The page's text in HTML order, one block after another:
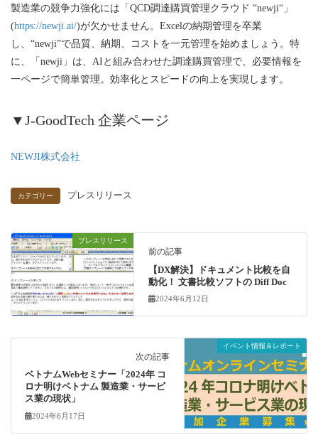
製造業の競争力強化には「QCD調達購買管理クラウド “newji“」
(https://newji.ai/)が欠かせません。Excelの納期管理を卒業
し、“newji”で品質、納期、コストを一元管理を始めましょう。特
に、「newji」は、AIと組み合わせた調達購買管理で、必要情報を
一ページで簡単管理。効率化とスピードの向上を実現します。
▼J-GoodTech 企業ページ
NEWJI株式会社
カテゴリー プレスリリース
プレスリリース
前の記事
【DX解決】ドキュメント比較を自
動化！ 文書比較ソフトの Diff Doc
2024年6月12日
イベント情報＆レポート
次の記事
ベトナムWebセミナー「2024年 コ
ロナ明けベトナム 製造業・サービ
ス業の現状」
2024年6月17日